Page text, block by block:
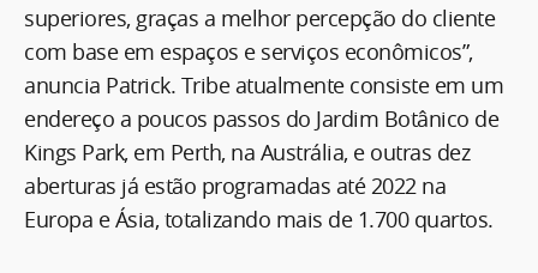
superiores, graças a melhor percepção do cliente
com base em espaços e serviços econômicos”,
anuncia Patrick. Tribe atualmente consiste em um
endereço a poucos passos do Jardim Botânico de
Kings Park, em Perth, na Austrália, e outras dez
aberturas já estão programadas até 2022 na
Europa e Ásia, totalizando mais de 1.700 quartos.